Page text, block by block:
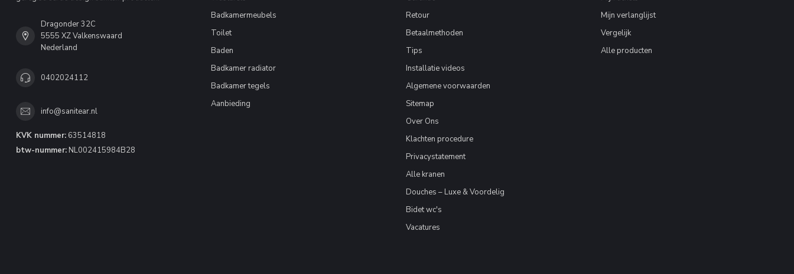
Dragonder 32C
5555 XZ Valkenswaard
Nederland
0402024112
info@sanitear.nl
KVK nummer: 63514818
btw-nummer: NL002415984B28
Badkamermeubels
Toilet
Baden
Badkamer radiator
Badkamer tegels
Aanbieding
Retour
Betaalmethoden
Tips
Installatie videos
Algemene voorwaarden
Sitemap
Over Ons
Klachten procedure
Privacystatement
Alle kranen
Douches – Luxe & Voordelig
Bidet wc's
Vacatures
Mijn verlanglijst
Vergelijk
Alle producten